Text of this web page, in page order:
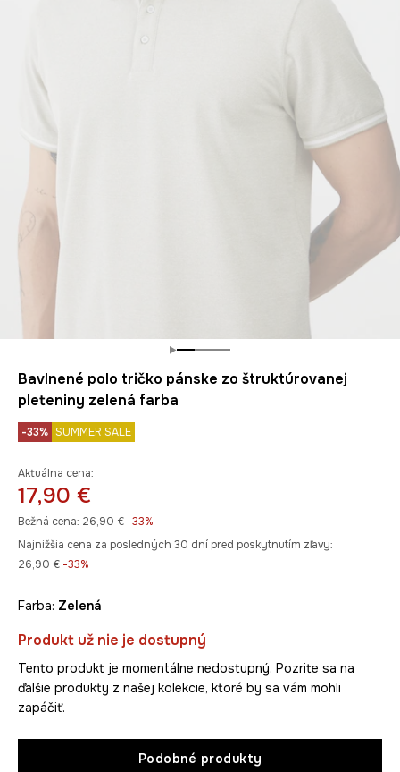
Bavlnené polo tričko pánske zo štruktúrovanej
pleteniny zelená farba
-33% SUMMER SALE
Aktuálna cena:
17,90 €
Bežná cena: 26,90 € -33%
Najnižšia cena za posledných 30 dní pred poskytnutím zľavy:
26,90 € -33%
Farba: zelená
Produkt už nie je dostupný
Tento produkt je momentálne nedostupný. Pozrite sa na
ďalšie produkty z našej kolekcie, ktoré by sa vám mohli
zapáčiť.
Podobné produkty